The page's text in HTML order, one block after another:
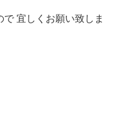
宜しくお願い致しま